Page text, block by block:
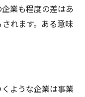
業も程度の差はあ
れます。ある意味
ような企業は事業